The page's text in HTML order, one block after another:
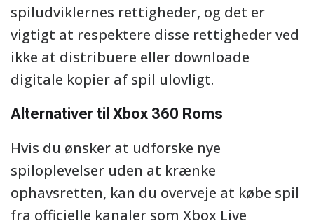
spiludviklernes rettigheder, og det er
vigtigt at respektere disse rettigheder ved
ikke at distribuere eller downloade
digitale kopier af spil ulovligt.
Alternativer til Xbox 360 Roms
Hvis du ønsker at udforske nye
spiloplevelser uden at krænke
ophavsretten, kan du overveje at købe spil
fra officielle kanaler som Xbox Live